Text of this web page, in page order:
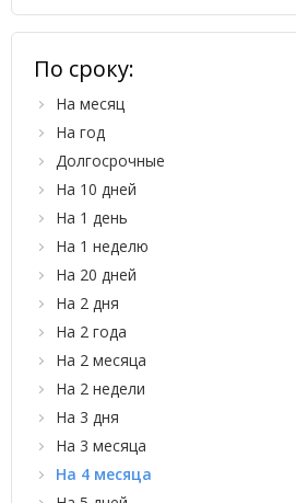
По сроку:
На месяц
На год
Долгосрочные
На 10 дней
На 1 день
На 1 неделю
На 20 дней
На 2 дня
На 2 года
На 2 месяца
На 2 недели
На 3 дня
На 3 месяца
На 4 месяца